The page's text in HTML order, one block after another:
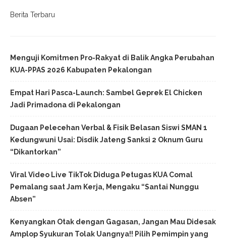
Berita Terbaru
Menguji Komitmen Pro-Rakyat di Balik Angka Perubahan
KUA-PPAS 2026 Kabupaten Pekalongan
Empat Hari Pasca-Launch: Sambel Geprek El Chicken
Jadi Primadona di Pekalongan
Dugaan Pelecehan Verbal & Fisik Belasan Siswi SMAN 1
Kedungwuni Usai: Disdik Jateng Sanksi 2 Oknum Guru
“Dikantorkan”
Viral Video Live TikTok Diduga Petugas KUA Comal
Pemalang saat Jam Kerja, Mengaku “Santai Nunggu
Absen”
Kenyangkan Otak dengan Gagasan, Jangan Mau Didesak
Amplop Syukuran Tolak Uangnya!! Pilih Pemimpin yang